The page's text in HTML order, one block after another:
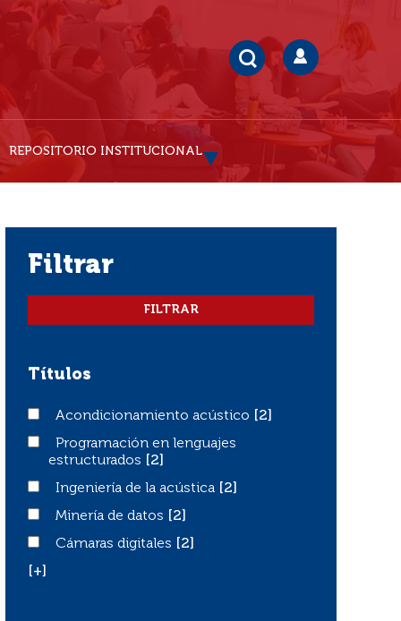
REPOSITORIO INSTITUCIONAL
filtrar
Títulos
Acondicionamiento acústico
Acondicionamiento acústico
[2]
Programación en lenguajes estructurados
Programación en lenguajes
estructurados
[2]
Ingeniería de la acústica
Ingeniería de la acústica
[2]
Minería de datos
Minería de datos
[2]
Cámaras digitales
Cámaras digitales
[2]
[+]